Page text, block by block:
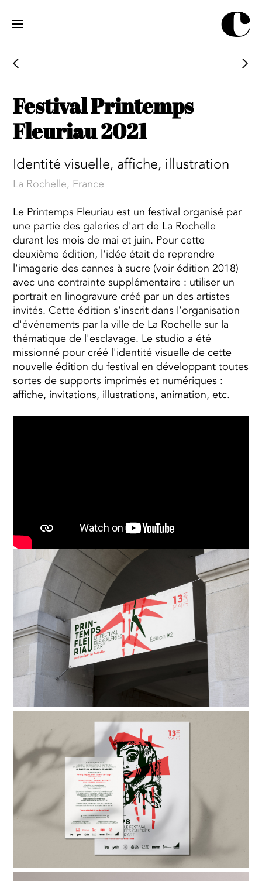
Festival Printemps
Fleuriau 2021
Identité visuelle, affiche, illustration
La Rochelle, France
Le Printemps Fleuriau est un festival organisé par
une partie des galeries d'art de La Rochelle
durant les mois de mai et juin. Pour cette
deuxième édition, l'idée était de reprendre
l'imagerie des cannes à sucre (voir édition 2018)
avec une contrainte supplémentaire : utiliser un
portrait en linogravure créé par un des artistes
invités. Cette édition s'inscrit dans l'organisation
d'événements par la ville de La Rochelle sur la
thématique de l'esclavage. Le studio a été
missionné pour créé l'identité visuelle de cette
nouvelle édition du festival en développant toutes
sortes de supports imprimés et numériques :
affiche, invitations, illustrations, animation, etc.